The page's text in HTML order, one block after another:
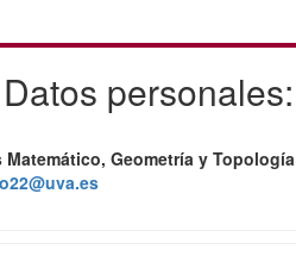
Datos personales:
Geometría y Topología